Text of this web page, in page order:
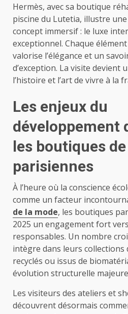
Hermès, avec sa boutique
piscine du Lutetia, illustre
concept immersif : le luxe
exceptionnel. Chaque
valorise l’élégance et un
d’exception. La visite devient
l’histoire et l’art de vivre à la
Les enjeux du
développement
les boutiques
parisiennes
À l’heure où la conscience
comme un facteur
de la mode, les boutiques
2025 un engagement fort
responsables. Un nombre
intègre dans leurs collections
recyclés ou issus de
évolution structurelle
Les visiteurs des ateliers et
découvrent désormais